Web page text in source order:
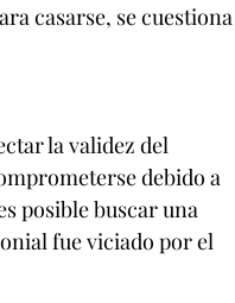
casarse, se cuestiona
la validez del
debido a
posible buscar una
fue viciado por el